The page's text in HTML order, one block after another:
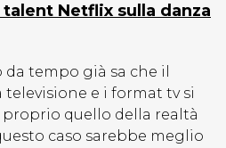
Netflix sulla danza
tempo già sa che il
e i format tv si
quello della realtà
caso sarebbe meglio